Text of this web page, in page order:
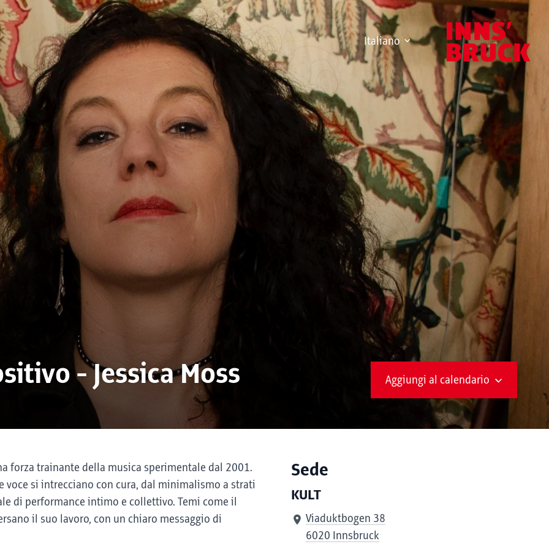
Italiano
- Jessica Moss Aggiungi al calendario
forza trainante della musica sperimentale dal 2001.
voce si intrecciano con cura, dal minimalismo a strati
di performance intimo e collettivo. Temi come il
il suo lavoro, con un chiaro messaggio di
Sede
KULT
Viaduktbogen 38
6020 Innsbruck